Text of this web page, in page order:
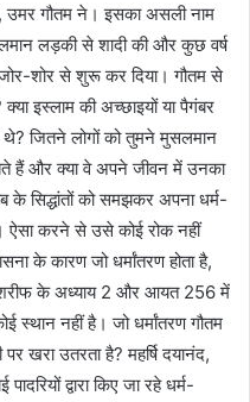
उमर गौतम ने। इसका असली नाम
लड़की से शादी की और कुछ वर्ष
शोर से शुरू कर दिया। गौतम से
इस्लाम की अच्छाइयों या पैगंबर
जितने लोगों को तुमने मुसलमान
हैं और क्या वे अपने जीवन में उनका
के सिद्धांतों को समझकर अपना धर्म-
ऐसा करने से उसे कोई रोक नहीं
के कारण जो धर्मांतरण होता है,
शरीफ के अध्याय 2 और आयत 256 में
स्थान नहीं है। जो धर्मांतरण गौतम
खरा उतरता है? महर्षि दयानंद,
द्वारा किए जा रहे धर्म-